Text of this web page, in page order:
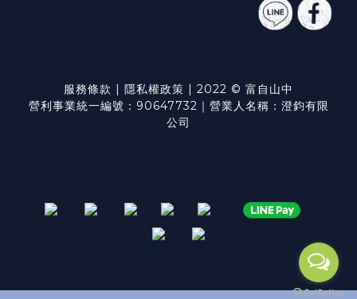
服務條款 | 隱私權政策 | 2022 © 富自山中
營利事業統一編號：90647732｜營業人名稱：澄鈞有限
公司